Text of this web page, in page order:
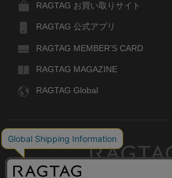
RAGTAG お買い取りサイト
RAGTAG 公式アプリ
RAGTAG MEMBER'S CARD
RAGTAG MAGAZINE
RAGTAG Global
デザイナーズブランドのユーズド・